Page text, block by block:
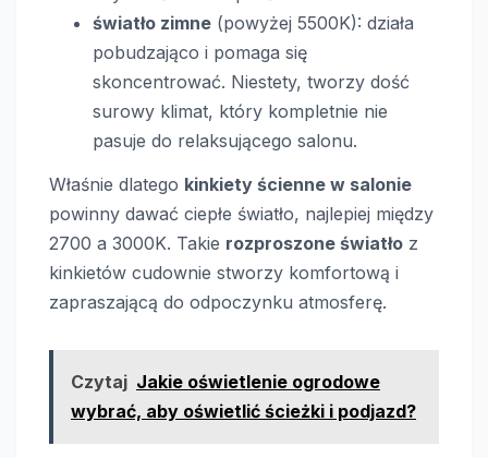
światło zimne (powyżej 5500K): działa
pobudzająco i pomaga się
skoncentrować. Niestety, tworzy dość
surowy klimat, który kompletnie nie
pasuje do relaksującego salonu.
Właśnie dlatego kinkiety ścienne w salonie
powinny dawać ciepłe światło, najlepiej między
2700 a 3000K. Takie rozproszone światło z
kinkietów cudownie stworzy komfortową i
zapraszającą do odpoczynku atmosferę.
Czytaj Jakie oświetlenie ogrodowe
wybrać, aby oświetlić ścieżki i podjazd?